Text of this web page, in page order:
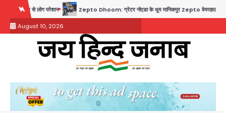
content
Zepto Dhoom: ग्रेटर नोएडा के धूम मानिकपुर Zepto वेयरहाउस में वेतन कटौती को लेकर 100 से
August 10, 2026